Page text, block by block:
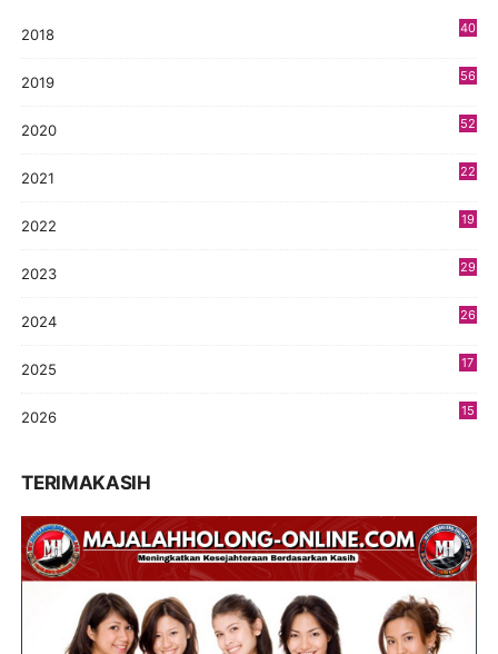
2018
40
2019
56
2020
52
2021
22
2022
19
2023
29
2024
26
2025
17
2026
15
TERIMAKASIH